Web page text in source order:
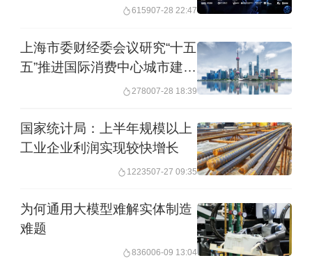
造充满活力、守正创新的生态环境。
郑栅洁表示，新质生产力正在全面改造
我们的生产方式和改变我们的生活方
在三个“加快”：技术突破在加快，产业升
级在加快，动能提升在加快。
去年，中国高技术制造业、装备制造业
占规上工业增加值的比重分别达到
16.3%和34.6%。手机、计算机等机电产
615907-28 22:47
上海市委财经委会议研究“十五
五”推进国际消费中心城市建
设、推动未来产业发展等
278007-28 18:39
国家统计局：上半年规模以上
工业企业利润实现较快增长
1223507-27 09:35
为何通用大模型难解实体制造
难题
836006-09 13:04